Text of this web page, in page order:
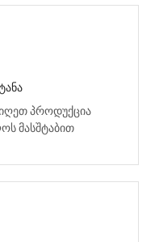
პროდუქცია
მასშტაბით